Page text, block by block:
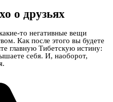
о друзьях
то негативные вещи
Как после этого вы будете
главную Тибетскую истину:
себя. И, наоборот,